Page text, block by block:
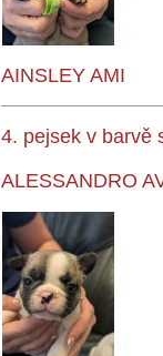
AINSLEY AMI
4. pejsek v barvě
ALESSANDRO